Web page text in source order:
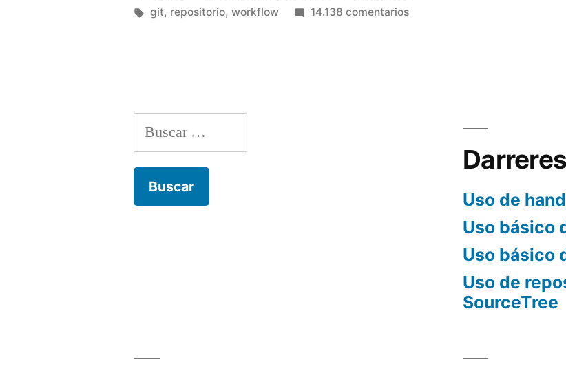
Git
por
en
Etiquetas:
git, repositorio,workflow 14.138 comentariosen
SourceTree
Buscar:
Uso de
Uso básico
Uso básico
Uso de
SourceTree